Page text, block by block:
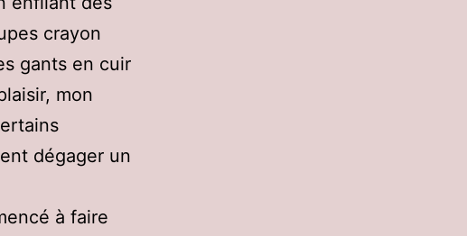
crayon
gants en cuir
mon
dégager un
à faire